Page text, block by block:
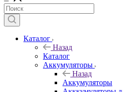
Каталог
Назад
Каталог
Аккумуляторы
Назад
Аккумуляторы